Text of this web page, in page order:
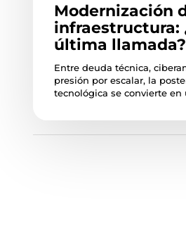
Modernización
infraestructura:
última llamada?
Entre deuda técnica,
presión por escalar, la
tecnológica se convierte en